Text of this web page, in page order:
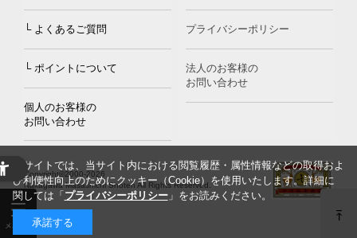
└ よくあるご質問
└ ポイントについて
個人のお客様の
お問い合わせ
プライバシーポリシー
法人のお客様の
お問い合わせ
Copyright©2000-2026
Nakagawa Masashichi Shoten All Rights Reserved.
当サイトでは、当サイト内における閲覧履歴・属性情報などの取得およ
び利便性向上のためにクッキー（Cookie）を使用いたします。詳細に
関しては「 プライバシーポリシー」をお読みください。
承諾する